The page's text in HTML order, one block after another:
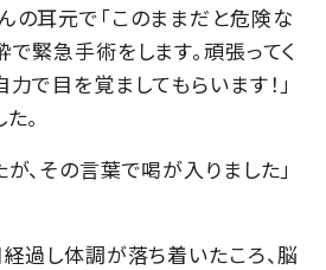
の耳元で「このままだと危険な
緊急手術をします。頑張ってく
で目を覚ましてもらいます！」
。
、その言葉で喝が入りました」
過し体調が落ち着いたころ、脳